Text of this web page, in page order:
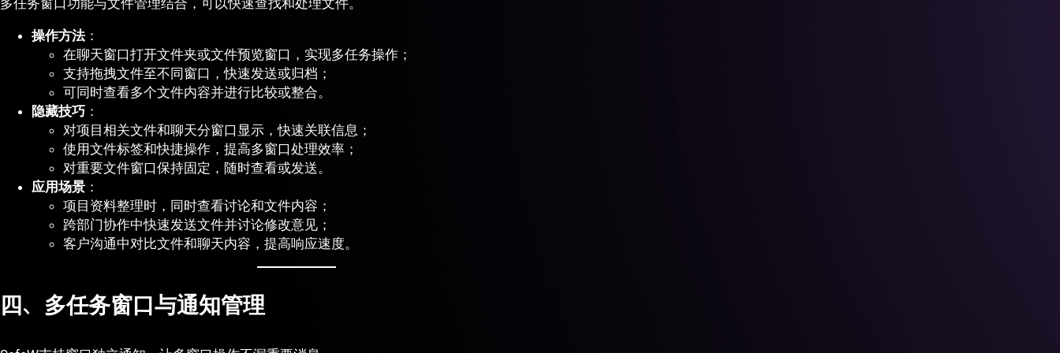
多任务窗口功能与文件管理结合，可以快速查找和处理文件。
操作方法：
在聊天窗口打开文件夹或文件预览窗口，实现多任务操作；
支持拖拽文件至不同窗口，快速发送或归档；
可同时查看多个文件内容并进行比较或整合。
隐藏技巧 ：
对项目相关文件和聊天分窗口显示，快速关联信息；
使用文件标签和快捷操作，提高多窗口处理效率；
对重要文件窗口保持固定，随时查看或发送。
应用场景 ：
项目资料整理时，同时查看讨论和文件内容；
跨部门协作中快速发送文件并讨论修改意见；
客户沟通中对比文件和聊天内容，提高响应速度。
四、多任务窗口与通知管理